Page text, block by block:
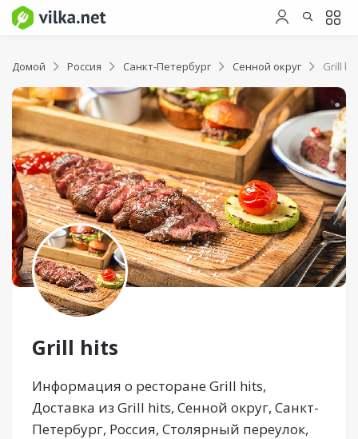
Домой Россия Санкт-Петербург Сенной округ Grill
Grill hits
Информация о ресторане Grill hits,
Доставка из Grill hits, Сенной округ, Санкт-
Петербург, Россия, Столярный переулок,